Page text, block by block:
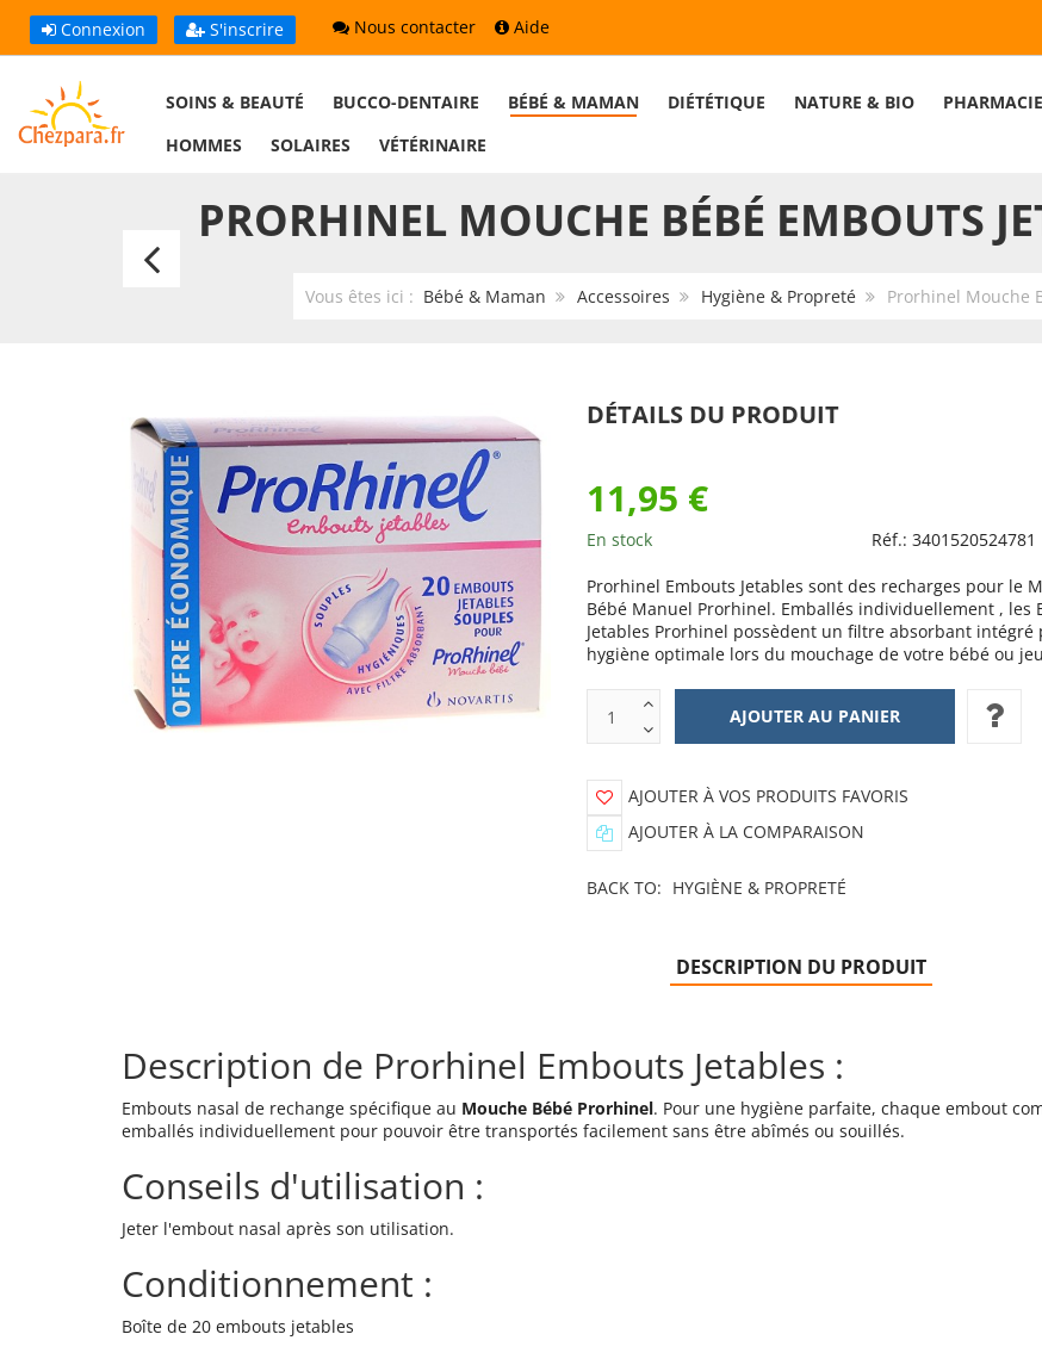
Connexion S'inscrire Nous contacter Aide
SOINS & BEAUTÉ BUCCO-DENTAIRE BÉBÉ & MAMAN DIÉTÉTIQUE NATURE & BIO PHARMACIE
HOMMES
SOLAIRES VÉTÉRINAIRE
PRORHINEL MOUCHE BÉBÉ EMBOUTS
Vous êtes ici : Bébé & Maman Accessoires Hygiène & Propreté Prorhinel Mouche
Prorhinel
Mouche
Embouts
Jetables
Boite
de
10
DÉTAILS DU PRODUIT
11,95 €
En stock Réf.: 3401520524781
Prorhinel Embouts Jetables sont des recharges pour le
Bébé Manuel Prorhinel. Emballés individuellement , les
Jetables Prorhinel possèdent un filtre absorbant intégré
hygiène optimale lors du mouchage de votre bébé ou
AJOUTER À VOS PRODUITS FAVORIS
AJOUTER À LA COMPARAISON
BACK TO: HYGIÈNE & PROPRETÉ
DESCRIPTION DU PRODUIT
Description de Prorhinel Embouts Jetables :
Embouts nasal de rechange spécifique au Mouche Bébé Prorhinel. Pour une hygiène parfaite, chaque embout
emballés individuellement pour pouvoir être transportés facilement sans être abîmés ou souillés.
Conseils d'utilisation :
Jeter l'embout nasal après son utilisation.
Conditionnement :
Boîte de 20 embouts jetables